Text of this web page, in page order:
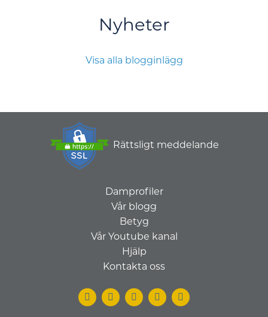
Nyheter
Visa alla blogginlägg
Rättsligt meddelande
Damprofiler
Vår blogg
Betyg
Vår Youtube kanal
Hjälp
Kontakta oss